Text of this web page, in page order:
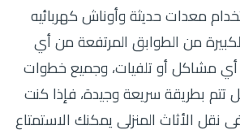
معدات حديثة وأوناش كهربائيه
من الطوابق المرتفعة من أي
مشاكل أو تلفيات، وجميع خطوات
تتم بطريقة سريعة وجيدة، فإذا كنت
الأثاث المنزلي يمكنك الاستمتاع